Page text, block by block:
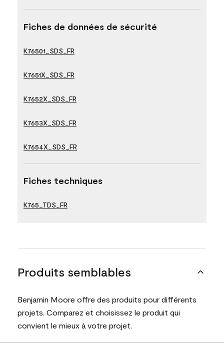
Fiches de données de sécurité
K76501_SDS_FR
K7651X_SDS_FR
K7652X_SDS_FR
K7653X_SDS_FR
K7654X_SDS_FR
Fiches techniques
K765_TDS_FR
Produits semblables
Benjamin Moore offre des produits pour différents
projets. Comparez et choisissez le produit qui
convient le mieux à votre projet.